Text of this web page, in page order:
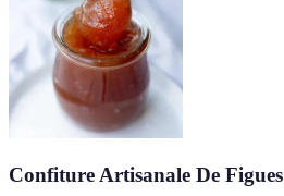
Confiture Artisanale De Figues